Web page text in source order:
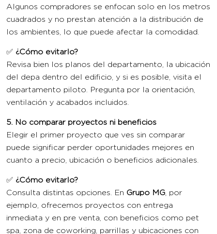
Algunos compradores se enfocan solo en los metros
cuadrados y no prestan atención a la distribución de
los ambientes, lo que puede afectar la comodidad.
✅ ¿Cómo evitarlo?
Revisa bien los planos del departamento, la ubicación
del depa dentro del edificio, y si es posible, visita el
departamento piloto. Pregunta por la orientación,
ventilación y acabados incluidos.
5. No comparar proyectos ni beneficios
Elegir el primer proyecto que ves sin comparar
puede significar perder oportunidades mejores en
cuanto a precio, ubicación o beneficios adicionales.
✅ ¿Cómo evitarlo?
Consulta distintas opciones. En Grupo MG , por
ejemplo, ofrecemos proyectos con entrega
inmediata y en pre venta, con beneficios como pet
spa, zona de coworking, parrillas y ubicaciones con